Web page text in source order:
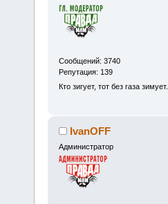
Сообщений: 3740
Репутация: 139
Кто зигует, тот без газа зимует.
IvanOFF
Администратор